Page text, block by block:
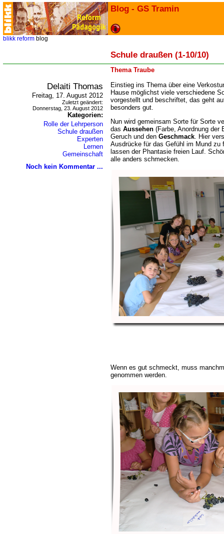
Blog - GS Tramin
blikk reform blog
Schule draußen (1-10/10)
Thema Traube
Delaiti Thomas
Freitag, 17. August 2012
Zuletzt geändert:
Donnerstag, 23. August 2012
Kategorien:
Rolle der Lehrperson
Schule draußen
Experten
Lernen
Gemeinschaft
Noch kein Kommentar ...
Einstieg ins Thema über eine
Hause möglichst viele verschiedene
vorgestellt und beschriftet, das geht
besonders gut.
Nun wird gemeinsam Sorte für Sorte
das Aussehen (Farbe, Anordnung der
Geruch und den Geschmack. Hier
Ausdrücke für das Gefühl im Mund zu
lassen der Phantasie freien Lauf.
alle anders schmecken.
Wenn es gut schmeckt, muss
genommen werden.